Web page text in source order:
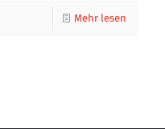
Mehr lesen